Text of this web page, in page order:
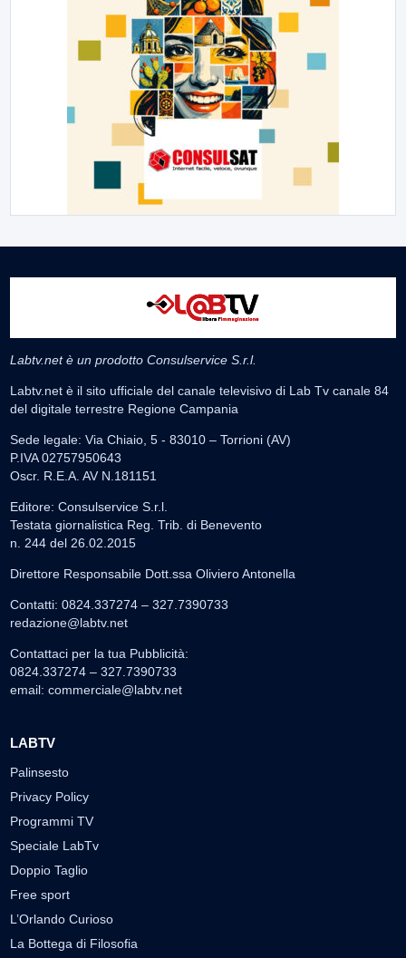
Labtv.net è un prodotto Consulservice S.r.l.
Labtv.net è il sito ufficiale del canale televisivo di Lab Tv canale 84
del digitale terrestre Regione Campania
Sede legale: Via Chiaio, 5 - 83010 – Torrioni (AV)
P.IVA 02757950643
Oscr. R.E.A. AV N.181151
Editore: Consulservice S.r.l.
Testata giornalistica Reg. Trib. di Benevento
n. 244 del 26.02.2015
Direttore Responsabile Dott.ssa Oliviero Antonella
Contatti: 0824.337274 – 327.7390733
redazione@labtv.net
Contattaci per la tua Pubblicità:
0824.337274 – 327.7390733
email: commerciale@labtv.net
LABTV
Palinsesto
Privacy Policy
Programmi TV
Speciale LabTv
Doppio Taglio
Free sport
L’Orlando Curioso
La Bottega di Filosofia